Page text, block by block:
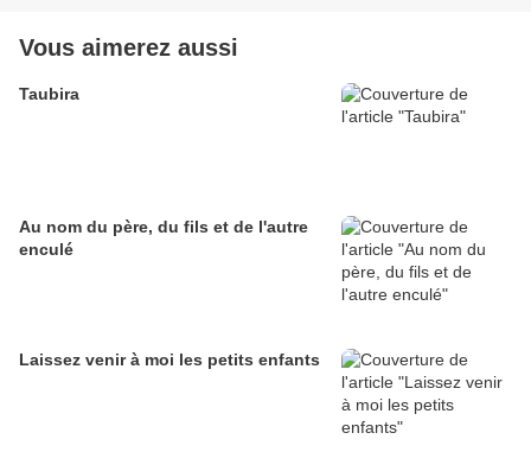
Vous aimerez aussi
Taubira
Au nom du père, du fils et de l'autre
enculé
Laissez venir à moi les petits enfants